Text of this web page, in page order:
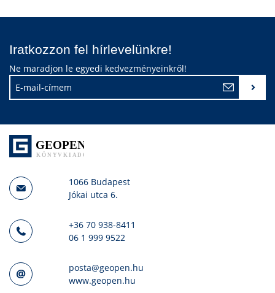
Iratkozzon fel hírlevelünkre!
Ne maradjon le egyedi kedvezményeinkről!
1066 Budapest
Jókai utca 6.
+36 70 938-8411
06 1 999 9522
posta@geopen.hu
www.geopen.hu